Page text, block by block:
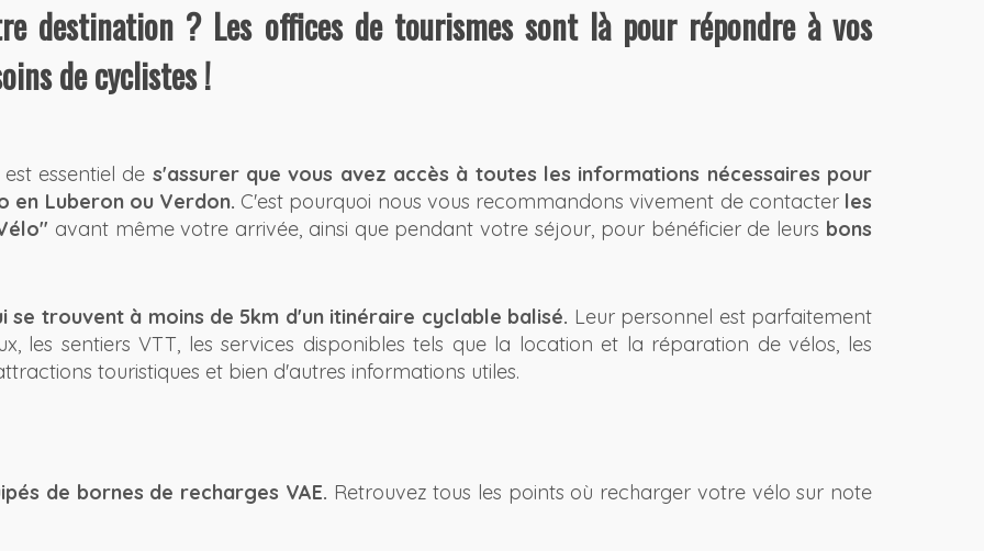
destination ? Les offices de tourismes sont là pour répondre à vos
de cyclistes !
essentiel de s'assurer que vous avez accès à toutes les informations nécessaires pour
Luberon ou Verdon. C'est pourquoi nous vous recommandons vivement de contacter les
avant même votre arrivée, ainsi que pendant votre séjour, pour bénéficier de leurs bons
trouvent à moins de 5km d'un itinéraire cyclable balisé. Leur personnel est parfaitement
les sentiers VTT, les services disponibles tels que la location et la réparation de vélos, les
touristiques et bien d'autres informations utiles.
de bornes de recharges VAE. Retrouvez tous les points où recharger votre vélo sur note